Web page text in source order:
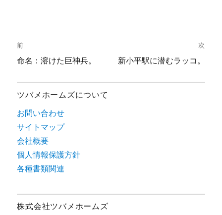
稿
ビ
ゲ
ー
シ
ン
前
前
命名：溶けた巨神兵。
次
次
新小平駅に潜むラッコ。
ツバメホームズについて
お問い合わせ
サイトマップ
会社概要
個人情報保護方針
各種書類関連
株式会社ツバメホームズ